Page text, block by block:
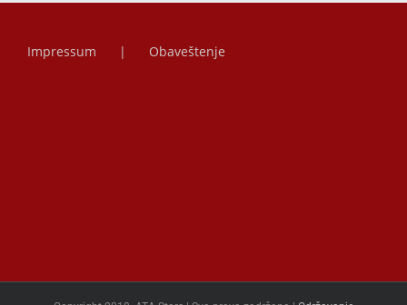
Impressum Obaveštenje